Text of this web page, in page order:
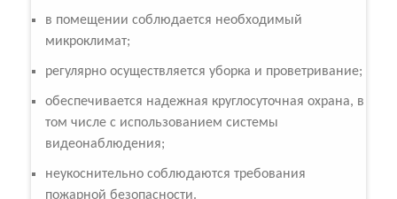
в помещении соблюдается необходимый
микроклимат;
регулярно осуществляется уборка и проветривание;
обеспечивается надежная круглосуточная охрана, в
том числе с использованием системы
видеонаблюдения;
неукоснительно соблюдаются требования
пожарной безопасности.